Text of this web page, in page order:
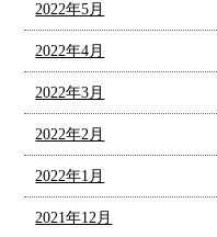
2022年5月
2022年4月
2022年3月
2022年2月
2022年1月
2021年12月